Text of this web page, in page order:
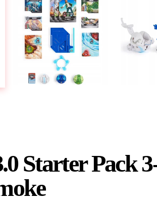
Starter Pack